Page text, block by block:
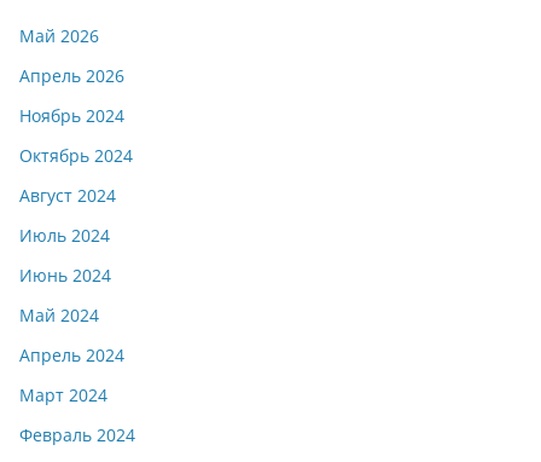
Май 2026
Апрель 2026
Ноябрь 2024
Октябрь 2024
Август 2024
Июль 2024
Июнь 2024
Май 2024
Апрель 2024
Март 2024
Февраль 2024